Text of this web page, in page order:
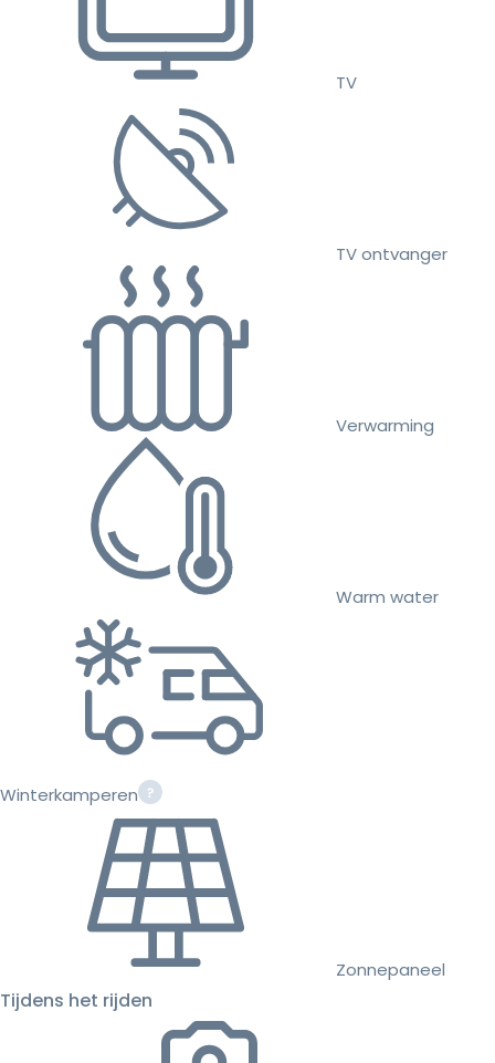
TV
TV ontvanger
Verwarming
Warm water
Winterkamperen
Zonnepaneel
Tijdens het rijden